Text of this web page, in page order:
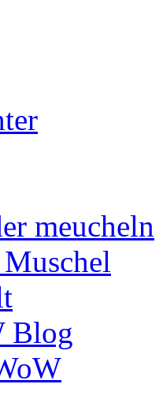
meucheln
Blog